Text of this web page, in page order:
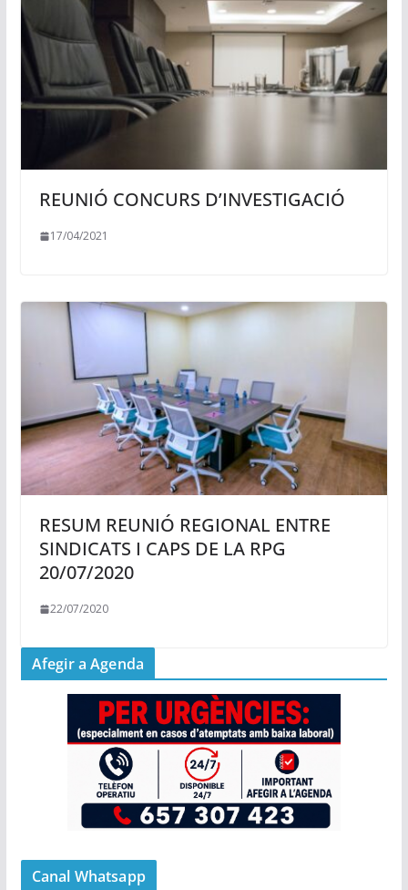
REUNIÓ CONCURS D’INVESTIGACIÓ
17/04/2021
RESUM REUNIÓ REGIONAL ENTRE
SINDICATS I CAPS DE LA RPG
20/07/2020
22/07/2020
Afegir a Agenda
Canal Whatsapp